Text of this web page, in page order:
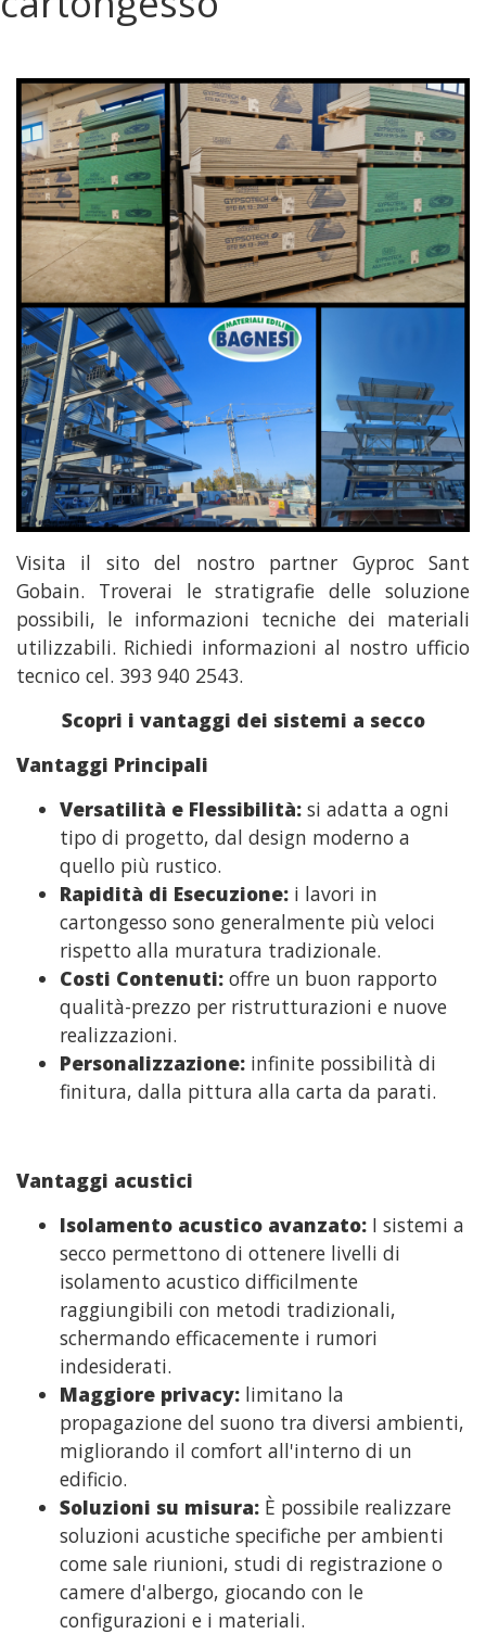
Visita il sito del nostro partner Gyproc Sant
Gobain. Troverai le stratigrafie delle soluzione
possibili, le informazioni tecniche dei materiali
utilizzabili. Richiedi informazioni al nostro ufficio
tecnico cel. 393 940 2543.
Scopri i vantaggi dei sistemi a secco
Vantaggi Principali
Versatilità e Flessibilità: si adatta a ogni
tipo di progetto, dal design moderno a
quello più rustico.
Rapidità di Esecuzione: i lavori in
cartongesso sono generalmente più veloci
rispetto alla muratura tradizionale.
Costi Contenuti: offre un buon rapporto
qualità-prezzo per ristrutturazioni e nuove
realizzazioni.
Personalizzazione: infinite possibilità di
finitura, dalla pittura alla carta da parati.
Vantaggi acustici
Isolamento acustico avanzato: I sistemi a
secco permettono di ottenere livelli di
isolamento acustico difficilmente
raggiungibili con metodi tradizionali,
schermando efficacemente i rumori
indesiderati.
Maggiore privacy: limitano la
propagazione del suono tra diversi ambienti,
migliorando il comfort all'interno di un
edificio.
Soluzioni su misura: È possibile realizzare
soluzioni acustiche specifiche per ambienti
come sale riunioni, studi di registrazione o
camere d'albergo, giocando con le
configurazioni e i materiali.